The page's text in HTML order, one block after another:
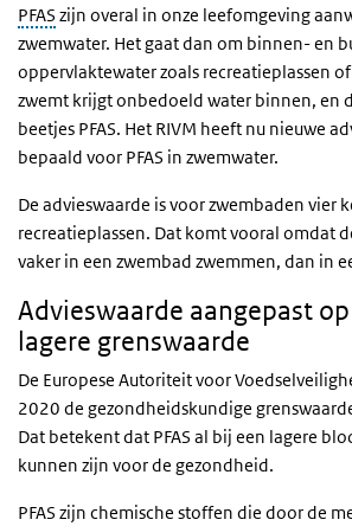
PFAS zijn overal in onze leefomgeving
zwemwater. Het gaat dan om binnen- en
oppervlaktewater zoals recreatieplassen
zwemt krijgt onbedoeld water binnen, en
beetjes PFAS. Het RIVM heeft nu nieuwe
bepaald voor PFAS in zwemwater.
De advieswaarde is voor zwembaden vier
recreatieplassen. Dat komt vooral omdat
vaker in een zwembad zwemmen, dan in
Advieswaarde aangepast
lagere grenswaarde
De Europese Autoriteit voor
2020 de gezondheidskundige
Dat betekent dat PFAS al bij een lagere
kunnen zijn voor de gezondheid.
PFAS zijn chemische stoffen die door de